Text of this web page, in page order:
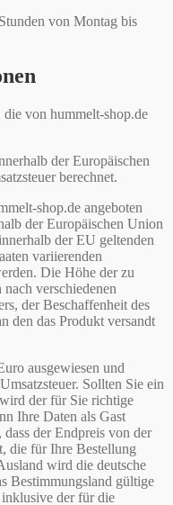
von Montag bis
von hummelt-shop.de
der Europäischen
berechnet.
shop.de angeboten
der Europäischen Union
der EU geltenden
variierenden
Die Höhe der zu
verschiedenen
der Beschaffenheit des
den das Produkt versandt
ausgewiesen und
Sollten Sie ein
der für Sie richtige
Ihre Daten als Gast
der Endpreis von der
die für Ihre Bestellung
wird die deutsche
Bestimmungsland gültige
inklusive der für die